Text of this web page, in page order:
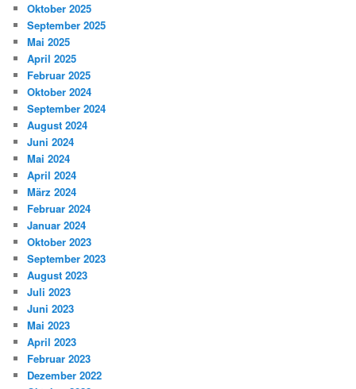
Oktober 2025
September 2025
Mai 2025
April 2025
Februar 2025
Oktober 2024
September 2024
August 2024
Juni 2024
Mai 2024
April 2024
März 2024
Februar 2024
Januar 2024
Oktober 2023
September 2023
August 2023
Juli 2023
Juni 2023
Mai 2023
April 2023
Februar 2023
Dezember 2022